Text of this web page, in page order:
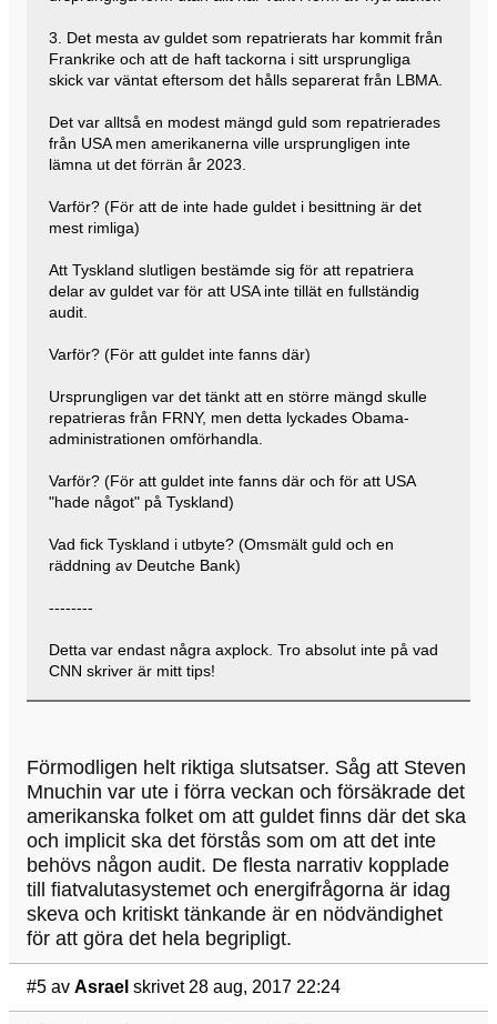
3. Det mesta av guldet som repatrierats har kommit från
Frankrike och att de haft tackorna i sitt ursprungliga
skick var väntat eftersom det hålls separerat från LBMA.
Det var alltså en modest mängd guld som repatrierades
från USA men amerikanerna ville ursprungligen inte
lämna ut det förrän år 2023.
Varför? (För att de inte hade guldet i besittning är det
mest rimliga)
Att Tyskland slutligen bestämde sig för att repatriera
delar av guldet var för att USA inte tillät en fullständig
audit.
Varför? (För att guldet inte fanns där)
Ursprungligen var det tänkt att en större mängd skulle
repatrieras från FRNY, men detta lyckades Obama-
administrationen omförhandla.
Varför? (För att guldet inte fanns där och för att USA
"hade något" på Tyskland)
Vad fick Tyskland i utbyte? (Omsmält guld och en
räddning av Deutche Bank)
--------
Detta var endast några axplock. Tro absolut inte på vad
CNN skriver är mitt tips!
Förmodligen helt riktiga slutsatser. Såg att Steven
Mnuchin var ute i förra veckan och försäkrade det
amerikanska folket om att guldet finns där det ska
och implicit ska det förstås som om att det inte
behövs någon audit. De flesta narrativ kopplade
till fiatvalutasystemet och energifrågorna är idag
skeva och kritiskt tänkande är en nödvändighet
för att göra det hela begripligt.
#5 av Asrael skrivet 28 aug, 2017 22:24